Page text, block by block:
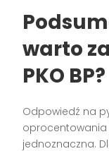
warto
PKO BP?
Odpowiedź na
oprocentowania
jednoznaczna.